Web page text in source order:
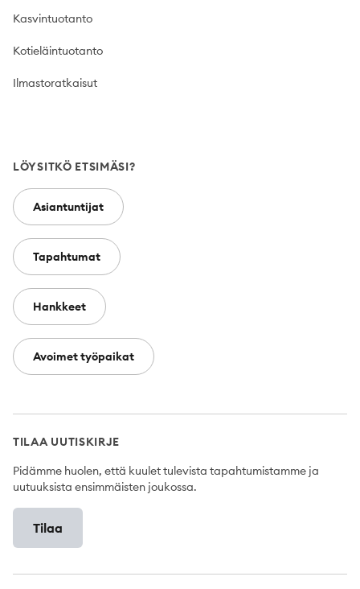
Kasvintuotanto
Kotieläintuotanto
Ilmastoratkaisut
LÖYSITKÖ ETSIMÄSI?
Asiantuntijat
Tapahtumat
Hankkeet
Avoimet työpaikat
TILAA UUTISKIRJE
Pidämme huolen, että kuulet tulevista tapahtumistamme ja
uutuuksista ensimmäisten joukossa.
Tilaa